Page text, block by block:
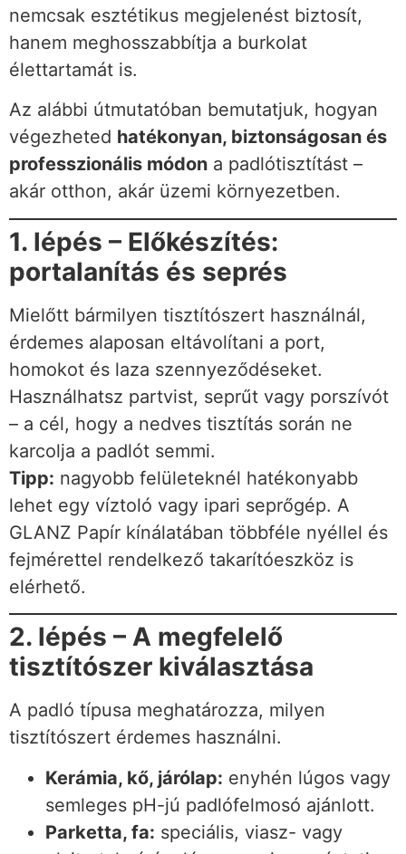
nemcsak esztétikus megjelenést biztosít,
hanem meghosszabbítja a burkolat
élettartamát is.
Az alábbi útmutatóban bemutatjuk, hogyan
végezheted hatékonyan, biztonságosan és
professzionális módon a padlótisztítást –
akár otthon, akár üzemi környezetben.
1. lépés – Előkészítés:
portalanítás és seprés
Mielőtt bármilyen tisztítószert használnál,
érdemes alaposan eltávolítani a port,
homokot és laza szennyeződéseket.
Használhatsz partvist, seprűt vagy porszívót
– a cél, hogy a nedves tisztítás során ne
karcolja a padlót semmi.
Tipp: nagyobb felületeknél hatékonyabb
lehet egy víztoló vagy ipari seprőgép. A
GLANZ Papír kínálatában többféle nyéllel és
fejmérettel rendelkező takarítóeszköz is
elérhető.
2. lépés – A megfelelő
tisztítószer kiválasztása
A padló típusa meghatározza, milyen
tisztítószert érdemes használni.
Kerámia, kő, járólap: enyhén lúgos vagy
semleges pH-jú padlófelmosó ajánlott.
Parketta, fa: speciális, viasz- vagy